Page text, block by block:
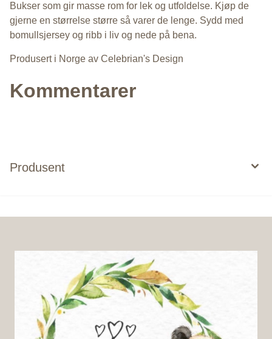
Bukser som gir masse rom for lek og utfoldelse. Kjøp de
gjerne en størrelse større så varer de lenge. Sydd med
bomullsjersey og ribb i liv og nede på bena.
Produsert i Norge av Celebrian's Design
Kommentarer
Produsent